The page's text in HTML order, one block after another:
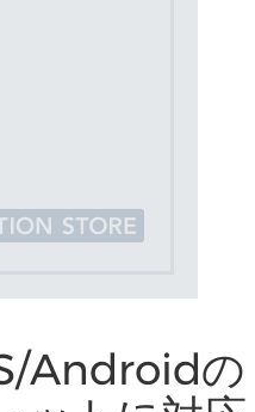
Androidの